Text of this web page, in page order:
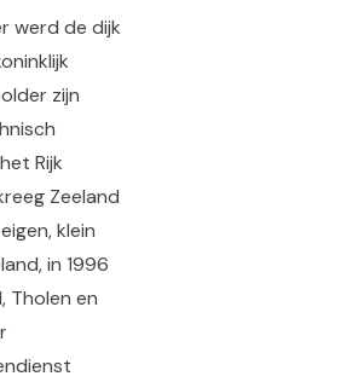
werd de dijk
zijn
Rijk
Zeeland
klein
in 1996
Tholen en